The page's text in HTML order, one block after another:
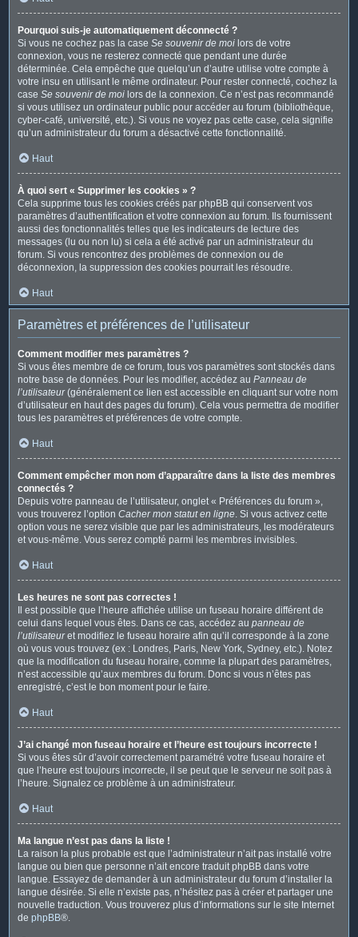
Pourquoi suis-je automatiquement déconnecté ?
Si vous ne cochez pas la case Se souvenir de moi lors de votre
connexion, vous ne resterez connecté que pendant une durée
déterminée. Cela empêche que quelqu’un d’autre utilise votre compte à
votre insu en utilisant le même ordinateur. Pour rester connecté, cochez la
case Se souvenir de moi lors de la connexion. Ce n’est pas recommandé
si vous utilisez un ordinateur public pour accéder au forum (bibliothèque,
cyber-café, université, etc.). Si vous ne voyez pas cette case, cela signifie
qu’un administrateur du forum a désactivé cette fonctionnalité.
Haut
À quoi sert « Supprimer les cookies » ?
Cela supprime tous les cookies créés par phpBB qui conservent vos
paramètres d’authentification et votre connexion au forum. Ils fournissent
aussi des fonctionnalités telles que les indicateurs de lecture des
messages (lu ou non lu) si cela a été activé par un administrateur du
forum. Si vous rencontrez des problèmes de connexion ou de
déconnexion, la suppression des cookies pourrait les résoudre.
Haut
Paramètres et préférences de l’utilisateur
Comment modifier mes paramètres ?
Si vous êtes membre de ce forum, tous vos paramètres sont stockés dans
notre base de données. Pour les modifier, accédez au Panneau de
l’utilisateur(généralement ce lien est accessible en cliquant sur votre nom
d’utilisateur en haut des pages du forum). Cela vous permettra de modifier
tous les paramètres et préférences de votre compte.
Haut
Comment empêcher mon nom d’apparaître dans la liste des membres
connectés ?
Depuis votre panneau de l’utilisateur, onglet « Préférences du forum »,
vous trouverez l’option Cacher mon statut en ligne. Si vous activez cette
option vous ne serez visible que par les administrateurs, les modérateurs
et vous-même. Vous serez compté parmi les membres invisibles.
Haut
Les heures ne sont pas correctes !
Il est possible que l’heure affichée utilise un fuseau horaire différent de
celui dans lequel vous êtes. Dans ce cas, accédez au panneau de
l’utilisateuret modifiez le fuseau horaire afin qu’il corresponde à la zone
où vous vous trouvez (ex : Londres, Paris, New York, Sydney, etc.). Notez
que la modification du fuseau horaire, comme la plupart des paramètres,
n’est accessible qu’aux membres du forum. Donc si vous n’êtes pas
enregistré, c’est le bon moment pour le faire.
Haut
J’ai changé mon fuseau horaire et l’heure est toujours incorrecte !
Si vous êtes sûr d’avoir correctement paramétré votre fuseau horaire et
que l’heure est toujours incorrecte, il se peut que le serveur ne soit pas à
l’heure. Signalez ce problème à un administrateur.
Haut
Ma langue n’est pas dans la liste !
La raison la plus probable est que l’administrateur n’ait pas installé votre
langue ou bien que personne n’ait encore traduit phpBB dans votre
langue. Essayez de demander à un administrateur du forum d’installer la
langue désirée. Si elle n’existe pas, n’hésitez pas à créer et partager une
nouvelle traduction. Vous trouverez plus d’informations sur le site Internet
de phpBB®.